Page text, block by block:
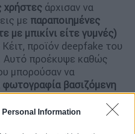
Personal Information
χρήστες άρχισαν να
με παραποιημένες
με μπικίνι είτε γυμνές)
Κέιτ, προϊόν deepfake του
προέκυψε καθώς
μπορούσαν να
φωτογραφία βασιζόμενη
. Το Παλάτι του
να σχολιάσει